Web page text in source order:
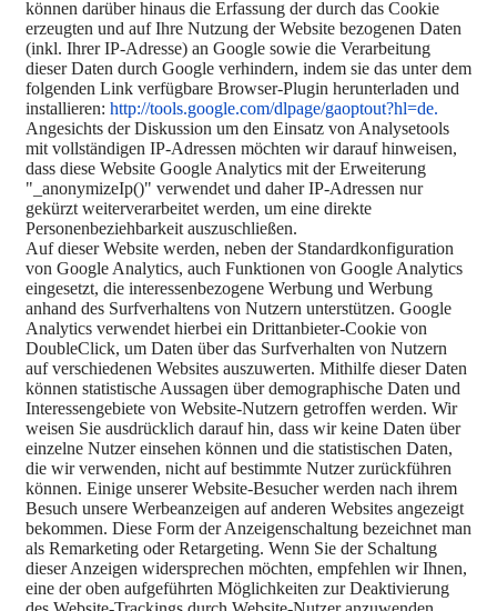
können darüber hinaus die Erfassung der durch das Cookie
erzeugten und auf Ihre Nutzung der Website bezogenen Daten
(inkl. Ihrer IP-Adresse) an Google sowie die Verarbeitung
dieser Daten durch Google verhindern, indem sie das unter dem
folgenden Link verfügbare Browser-Plugin herunterladen und
installieren: http://tools.google.com/dlpage/gaoptout?hl=de.
Angesichts der Diskussion um den Einsatz von Analysetools
mit vollständigen IP-Adressen möchten wir darauf hinweisen,
dass diese Website Google Analytics mit der Erweiterung
"_anonymizeIp()" verwendet und daher IP-Adressen nur
gekürzt weiterverarbeitet werden, um eine direkte
Personenbeziehbarkeit auszuschließen.
Auf dieser Website werden, neben der Standardkonfiguration
von Google Analytics, auch Funktionen von Google Analytics
eingesetzt, die interessenbezogene Werbung und Werbung
anhand des Surfverhaltens von Nutzern unterstützen. Google
Analytics verwendet hierbei ein Drittanbieter-Cookie von
DoubleClick, um Daten über das Surfverhalten von Nutzern
auf verschiedenen Websites auszuwerten. Mithilfe dieser Daten
können statistische Aussagen über demographische Daten und
Interessengebiete von Website-Nutzern getroffen werden. Wir
weisen Sie ausdrücklich darauf hin, dass wir keine Daten über
einzelne Nutzer einsehen können und die statistischen Daten,
die wir verwenden, nicht auf bestimmte Nutzer zurückführen
können. Einige unserer Website-Besucher werden nach ihrem
Besuch unsere Werbeanzeigen auf anderen Websites angezeigt
bekommen. Diese Form der Anzeigenschaltung bezeichnet man
als Remarketing oder Retargeting. Wenn Sie der Schaltung
dieser Anzeigen widersprechen möchten, empfehlen wir Ihnen,
eine der oben aufgeführten Möglichkeiten zur Deaktivierung